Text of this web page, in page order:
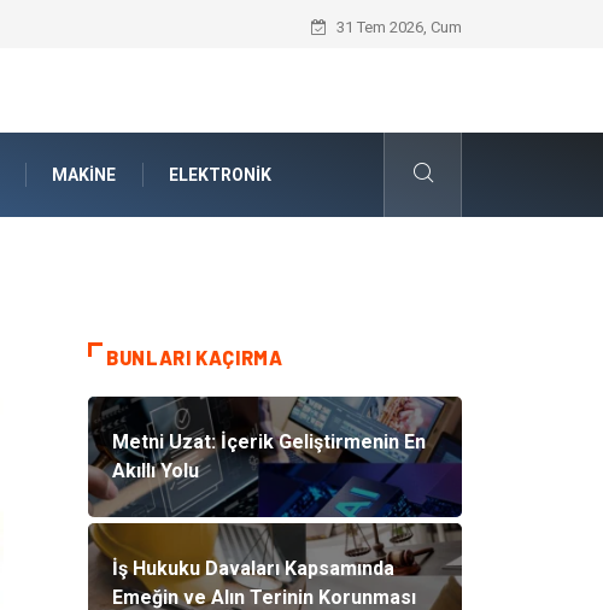
Volkswagen Yedek Parça Seçiminde
31 Tem 2026, Cum
MAKINE ELEKTRONIK
BUNLARI KAÇIRMA
Metni Uzat: İçerik Geliştirmenin En
Akıllı Yolu
İş Hukuku Davaları Kapsamında
Emeğin ve Alın Terinin Korunması